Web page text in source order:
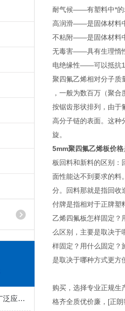
探索5mm聚四氟乙烯板的广泛应用领域及市场前景
耐气候——有塑料中*的
高润滑——是固体材料
不粘附——是固体材料
无毒害——具有生理惰
电绝缘性——可以抵抗
聚四氟乙烯相对分子质
，一般为数百万（聚
按锯齿形状排列，由于
高分子链的表面。这
旋。
5mm聚四氟乙烯板价格
板回料和新料的区别：
面性能达不到要求的料
分。回料那就是指回收
付牌是指相对于正牌塑
乙烯四氟板怎样固定？
么区别，主要是取决于
样固定？用什么固定？
是取决于哪种方式更方
购买，选择专业正规生
格齐全质优价廉，[正朗